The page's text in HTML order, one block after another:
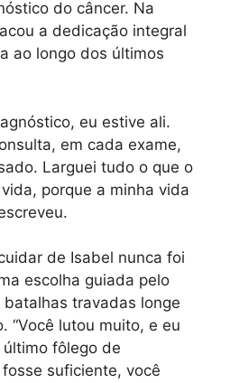
do câncer. Na
a dedicação integral
ao longo dos últimos
eu estive ali.
em cada exame,
Larguei tudo o que o
porque a minha vida
de Isabel nunca foi
escolha guiada pelo
travadas longe
“Você lutou muito, e eu
fôlego de
suficiente, você